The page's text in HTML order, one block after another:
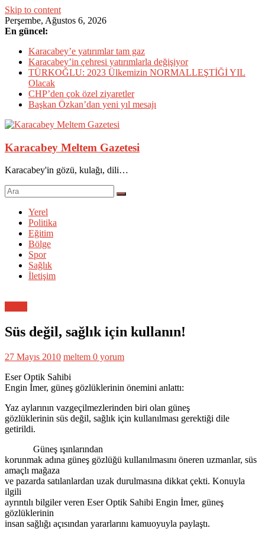
Skip to content
Perşembe, Ağustos 6, 2026
En güncel:
Karacabey’e yatırımlar tam gaz
Karacabey’in çehresi yatırımlarla değişiyor
TÜRKOĞLU: 2023 Ülkemizin NORMALLEŞTİĞİ YIL
Olacak
CHP’den çok özel ziyaretler
Başkan Özkan’dan yeni yıl mesajı
Karacabey Meltem Gazetesi
Karacabey'in gözü, kulağı, dili…
Yerel
Politika
Eğitim
Bölge
Spor
Sağlık
İletişim
Süs değil, sağlık için kullanın!
27 Mayıs 2010 meltem 0 yorum
Eser Optik Sahibi
Engin İmer, güneş gözlüklerinin önemini anlattı:
Yaz aylarının vazgeçilmezlerinden biri olan güneş
gözlüklerinin süs değil, sağlık için kullanılması gerektiği dile
getirildi.
Güneş ışınlarından
korunmak adına güneş gözlüğü kullanılmasını öneren uzmanlar, süs
amaçlı mağaza
ve pazarda satılanlardan uzak durulmasına dikkat çekti. Konuyla
ilgili
ayrıntılı bilgiler veren Eser Optik Sahibi Engin İmer, güneş
gözlüklerinin
insan sağlığı açısından yararlarını kamuoyuyla paylaştı.